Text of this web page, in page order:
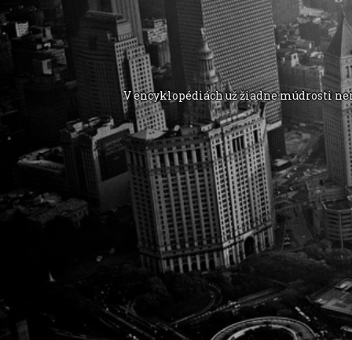
V encyklopédiách už žiadne múdrosti